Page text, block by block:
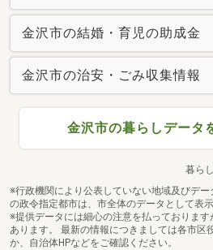
金沢市の結婚・育児の助成金
金沢市の治安・ごみ収集情報
金沢市の暮らしデータ
暮ら
※行政機関により公表していない地域及びデ
の政令指定都市は、市全体のデータとして表示
※提供データには細心の注意を払っておりま
あります。 最新の情報につきましては各市区
か、自治体HPなどをご確認ください。